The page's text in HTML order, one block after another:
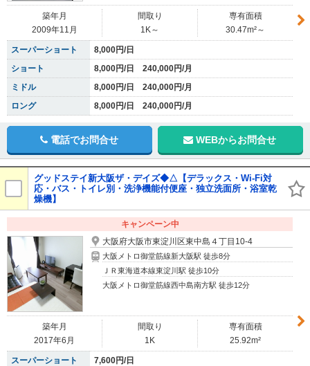
築年月
2009年11月
間取り
1K～
専有面積
30.47m²～
スーパーショート
8,000円/日
ショート
8,000円/日 240,000円/月
ミドル
8,000円/日 240,000円/月
ロング
8,000円/日 240,000円/月
電話でお問合せ WEBからお問合せ
グッドステイ新大阪ザ・デイズ◆△【デラックス・Wi-Fi対
応・バス・トイレ別・洗浄機能付便座・独立洗面所・浴室乾
燥機】
キャンペーン中
大阪府大阪市東淀川区東中島４丁目10-4
大阪メトロ御堂筋線新大阪駅 徒歩8分
ＪＲ東海道本線東淀川駅 徒歩10分
大阪メトロ御堂筋線西中島南方駅 徒歩12分
築年月
2017年6月
間取り
1K
専有面積
25.92m²
スーパーショート
7,600円/日